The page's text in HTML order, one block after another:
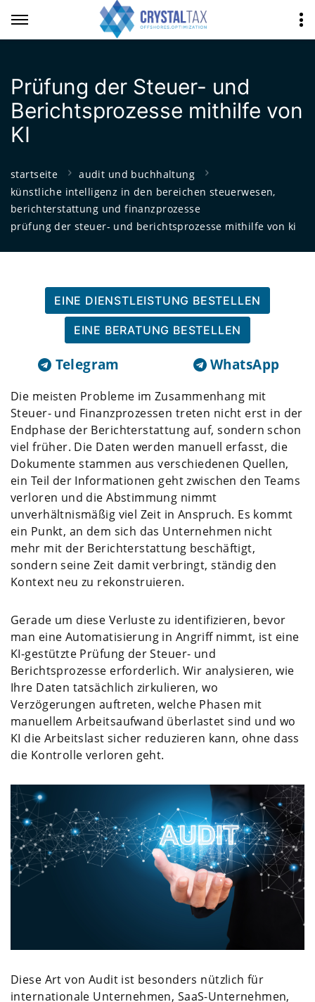
Prüfung der Steuer- und
Berichtsprozesse mithilfe von
KI
startseite
audit und buchhaltung
künstliche intelligenz in den bereichen steuerwesen,
berichterstattung und finanzprozesse
prüfung der steuer- und berichtsprozesse mithilfe von ki
EINE DIENSTLEISTUNG BESTELLEN
EINE BERATUNG BESTELLEN
Telegram WhatsApp
Die meisten Probleme im Zusammenhang mit
Steuer- und Finanzprozessen treten nicht erst in der
Endphase der Berichterstattung auf, sondern schon
viel früher. Die Daten werden manuell erfasst, die
Dokumente stammen aus verschiedenen Quellen,
ein Teil der Informationen geht zwischen den Teams
verloren und die Abstimmung nimmt
unverhältnismäßig viel Zeit in Anspruch. Es kommt
ein Punkt, an dem sich das Unternehmen nicht
mehr mit der Berichterstattung beschäftigt,
sondern seine Zeit damit verbringt, ständig den
Kontext neu zu rekonstruieren.
Gerade um diese Verluste zu identifizieren, bevor
man eine Automatisierung in Angriff nimmt, ist eine
KI-gestützte Prüfung der Steuer- und
Berichtsprozesse erforderlich. Wir analysieren, wie
Ihre Daten tatsächlich zirkulieren, wo
Verzögerungen auftreten, welche Phasen mit
manuellem Arbeitsaufwand überlastet sind und wo
KI die Arbeitslast sicher reduzieren kann, ohne dass
die Kontrolle verloren geht.
Diese Art von Audit ist besonders nützlich für
internationale Unternehmen, SaaS-Unternehmen,